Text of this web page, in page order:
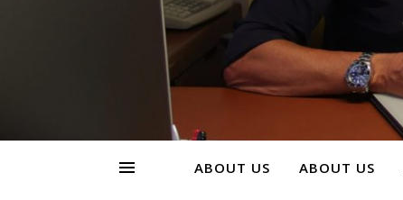
ABOUT US ABOUT US